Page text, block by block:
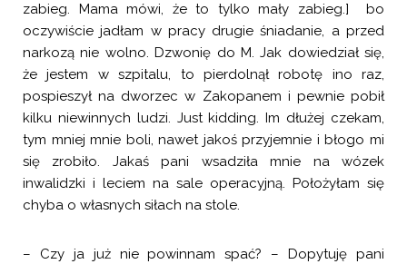
zabieg. Mama mówi, że to tylko mały zabieg.] bo
oczywiście jadłam w pracy drugie śniadanie, a przed
narkozą nie wolno. Dzwonię do M. Jak dowiedział się,
że jestem w szpitalu, to pierdolnął robotę ino raz,
pospieszył na dworzec w Zakopanem i pewnie pobił
kilku niewinnych ludzi. Just kidding. Im dłużej czekam,
tym mniej mnie boli, nawet jakoś przyjemnie i błogo mi
się zrobiło. Jakaś pani wsadziła mnie na wózek
inwalidzki i leciem na sale operacyjną. Położyłam się
chyba o własnych siłach na stole.
– Czy ja już nie powinnam spać? – Dopytuję pani